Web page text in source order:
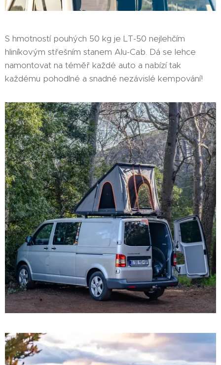
S hmotností pouhých 50 kg je LT-50 nejlehčím
hliníkovým střešním stanem Alu-Cab. Dá se lehce
namontovat na téměř každé auto a nabízí tak
každému pohodlné a snadné nezávislé kempování!